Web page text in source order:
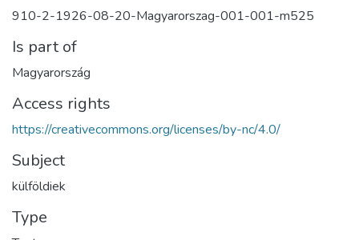
910-2-1926-08-20-Magyarorszag-001-001-m525
Is part of
Magyarország
Access rights
https://creativecommons.org/licenses/by-nc/4.0/
Subject
külföldiek
Type